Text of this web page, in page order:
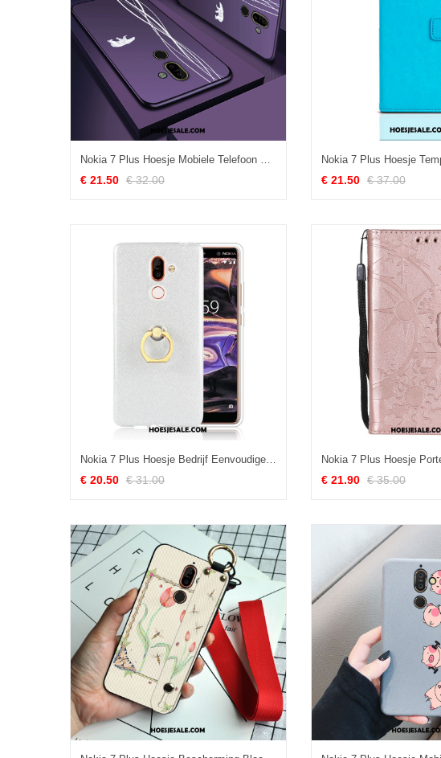
Nokia 7 Plus Hoesje Mobiele Telefoon Hoes All Inclusive Anti-fall Persoonlijk Aanbiedingen
€ 21.50 € 32.00 € 21.50 € 37.00
Nokia 7 Plus Hoesje Bedrijf Eenvoudige Mobiele Telefoon Scheppend Ring Kopen
€ 20.50 € 31.00 € 21.90 € 35.00